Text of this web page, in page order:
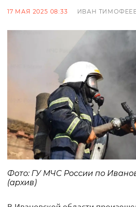
17 МАЯ 2025 08:33 ИВАН
Фото: ГУ МЧС России по
(архив)